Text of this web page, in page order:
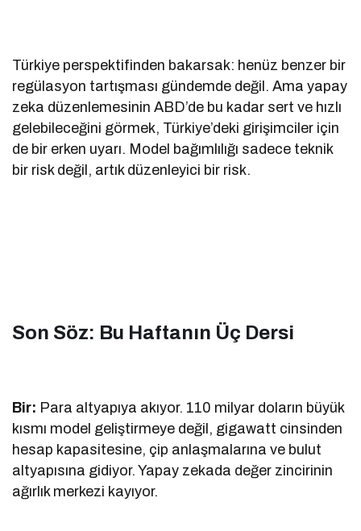
Türkiye perspektifinden bakarsak: henüz benzer bir
regülasyon tartışması gündemde değil. Ama yapay
zeka düzenlemesinin ABD’de bu kadar sert ve hızlı
gelebileceğini görmek, Türkiye’deki girişimciler için
de bir erken uyarı. Model bağımlılığı sadece teknik
bir risk değil, artık düzenleyici bir risk.
Son Söz: Bu Haftanın Üç Dersi
Bir: Para altyapıya akıyor. 110 milyar doların büyük
kısmı model geliştirmeye değil, gigawatt cinsinden
hesap kapasitesine, çip anlaşmalarına ve bulut
altyapısına gidiyor. Yapay zekada değer zincirinin
ağırlık merkezi kayıyor.